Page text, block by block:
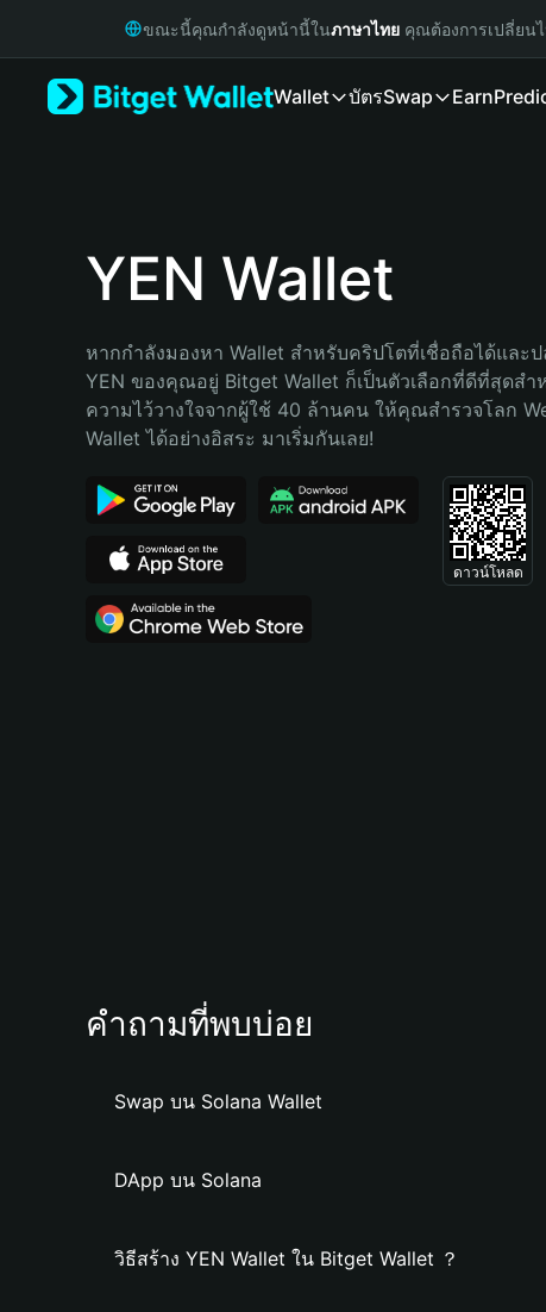
Русский
Bahasa Indonesia
Português (Brasil)
ขณะนี้คุณกำลังดูหน้านี้ในภาษาไทย คุณต้องการเปลี่ยน
Wallet บัตรSwap Earn
YEN Wallet
หากกำลังมองหา Wallet สำหรับคริปโตที่เชื่อถือได้และ
YEN ของคุณอยู่ Bitget Wallet ก็เป็นตัวเลือกที่ดีที่สุดส
ความไว้วางใจจากผู้ใช้ 40 ล้านคน ให้คุณสำรวจโลก
Wallet ได้อย่างอิสระ มาเริ่มกันเลย!
ดาวน์โหลด
คำถามที่พบบ่อย
Swap บน Solana Wallet
DApp บน Solana
วิธีสร้าง YEN Wallet ใน Bitget Wallet ？